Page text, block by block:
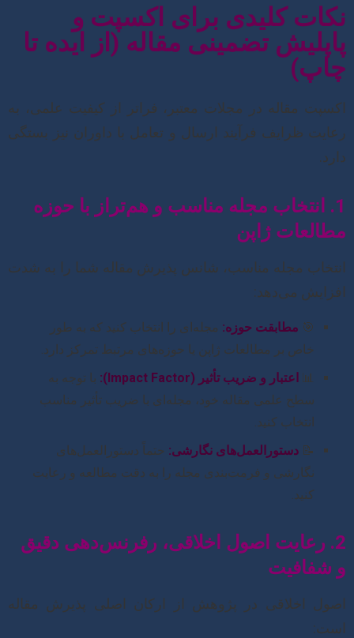
نکات کلیدی برای اکسپت و
پاپلیش تضمینی مقاله (از ایده تا
چاپ)
اکسپت مقاله در مجلات معتبر، فراتر از کیفیت علمی، به
رعایت ظرایف فرآیند ارسال و تعامل با داوران نیز بستگی
دارد.
1. انتخاب مجله مناسب و هم‌تراز با حوزه
مطالعات ژاپن
انتخاب مجله مناسب، شانس پذیرش مقاله شما را به شدت
افزایش می‌دهد:
🎯 مطابقت حوزه: مجله‌ای را انتخاب کنید که به طور
خاص بر مطالعات ژاپن یا حوزه‌های مرتبط تمرکز دارد.
📊 اعتبار و ضریب تأثیر (Impact Factor):
با توجه به
سطح علمی مقاله خود، مجله‌ای با ضریب تأثیر مناسب
انتخاب کنید.
📝 دستورالعمل‌های نگارشی: حتماً دستورالعمل‌های
نگارشی و فرمت‌بندی مجله را به دقت مطالعه و رعایت
کنید.
2. رعایت اصول اخلاقی، رفرنس‌دهی دقیق
و شفافیت
اصول اخلاقی در پژوهش از ارکان اصلی پذیرش مقاله
است: